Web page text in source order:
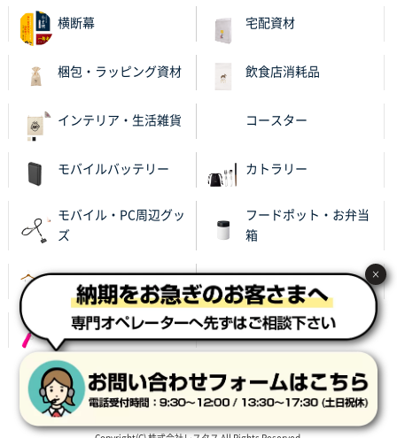
横断幕 宅配資材
梱包・ラッピング資材 飲食店消耗品
インテリア・生活雑貨 コースター
モバイルバッテリー カトラリー
モバイル・PC周辺グッ
ズ
フードポット・お弁当
箱
名入れハンガー あったかグッズ
レイングッズ
サイト利用規約 プライバシーポリシー
会社概要
特定商取引に基づく表記
×